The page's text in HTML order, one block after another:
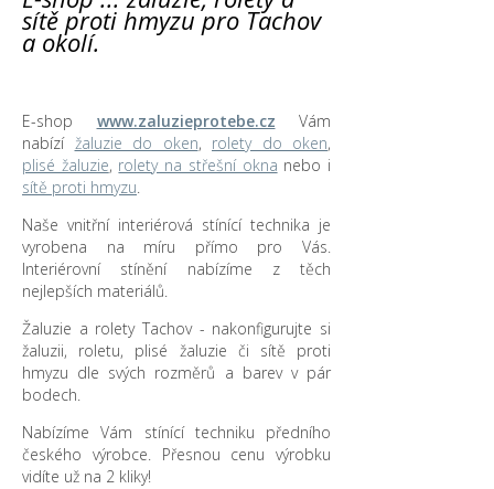
sítě proti hmyzu pro Tachov
a okolí.
E-shop www.zaluzieprotebe.cz Vám
nabízí žaluzie do oken, rolety do oken,
plisé žaluzie, rolety na střešní okna nebo i
sítě proti hmyzu.
Naše vnitřní interiérová stínící technika je
vyrobena na míru přímo pro Vás.
Interiérovní stínění nabízíme z těch
nejlepších materiálů.
Žaluzie a rolety Tachov - nakonfigurujte si
žaluzii, roletu, plisé žaluzie či sítě proti
hmyzu dle svých rozměrů a barev v pár
bodech.
Nabízíme Vám stínící techniku předního
českého výrobce. Přesnou cenu výrobku
vidíte už na 2 kliky!